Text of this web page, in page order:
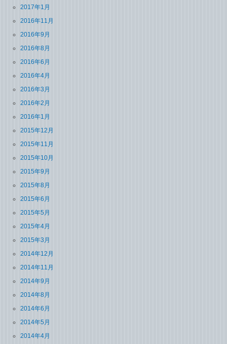
2017年1月
2016年11月
2016年9月
2016年8月
2016年6月
2016年4月
2016年3月
2016年2月
2016年1月
2015年12月
2015年11月
2015年10月
2015年9月
2015年8月
2015年6月
2015年5月
2015年4月
2015年3月
2014年12月
2014年11月
2014年9月
2014年8月
2014年6月
2014年5月
2014年4月